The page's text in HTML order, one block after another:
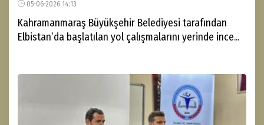
05-06-2026 14:13
Kahramanmaraş Büyükşehir Belediyesi tarafından
Elbistan’da başlatılan yol çalışmalarını yerinde ince...